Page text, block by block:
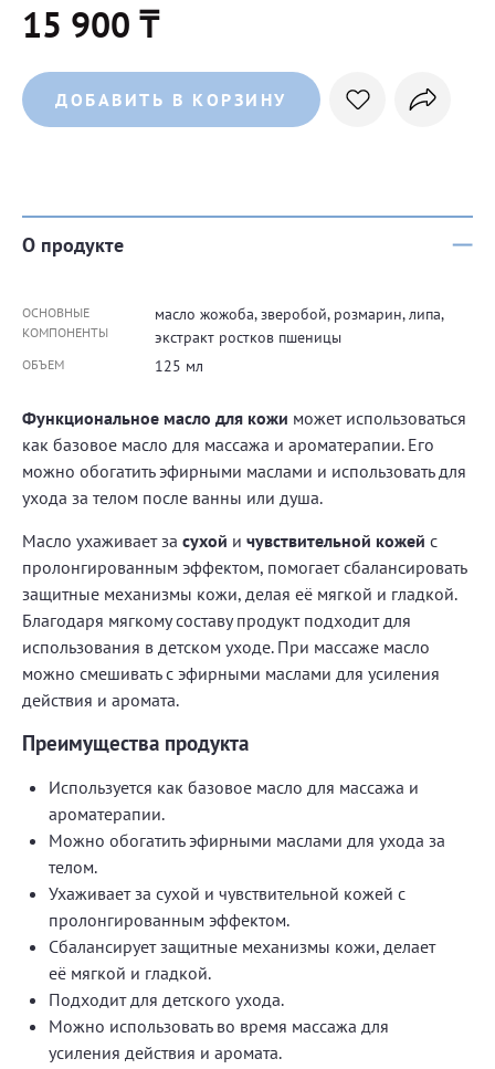
15 900 ₸
ДОБАВИТЬ В КОРЗИНУ
О продукте
ОСНОВНЫЕ
КОМПОНЕНТЫ
масло жожоба, зверобой, розмарин, липа,
экстракт ростков пшеницы
ОБЪЕМ 125 мл
Функциональное масло для кожи может использоваться
как базовое масло для массажа и ароматерапии. Его
можно обогатить эфирными маслами и использовать для
ухода за телом после ванны или душа.
Масло ухаживает за сухой и чувствительной кожей с
пролонгированным эффектом, помогает сбалансировать
защитные механизмы кожи, делая её мягкой и гладкой.
Благодаря мягкому составу продукт подходит для
использования в детском уходе. При массаже масло
можно смешивать с эфирными маслами для усиления
действия и аромата.
Преимущества продукта
Используется как базовое масло для массажа и
ароматерапии.
Можно обогатить эфирными маслами для ухода за
телом.
Ухаживает за сухой и чувствительной кожей с
пролонгированным эффектом.
Сбалансирует защитные механизмы кожи, делает
её мягкой и гладкой.
Подходит для детского ухода.
Можно использовать во время массажа для
усиления действия и аромата.